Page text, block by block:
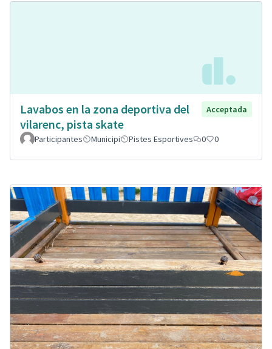
Lavabos en la zona deportiva del
vilarenc, pista skate
Acceptada
Participantes Municipi Pistes Esportives 0 0